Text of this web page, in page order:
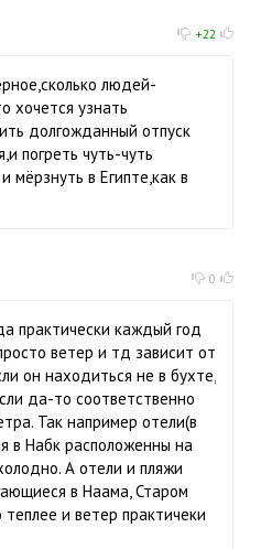
+22
людей-
хочется узнать
долгожданный отпуск
погреть чуть-чуть
мёрзнуть в Египте,как в
0
практически каждый год
ветер и тд зависит от
он находиться не в бухте,
да-то соответственно
Так например отели(в
в Набк расположенны на
А отели и пляжи
в Наама, Старом
и ветер практичеки